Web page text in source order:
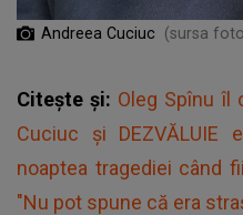
Andreea Cuciuc (sursa
Citește și: Oleg Spînu îl
Cuciuc și
noaptea tragediei când
"Nu pot spune că era